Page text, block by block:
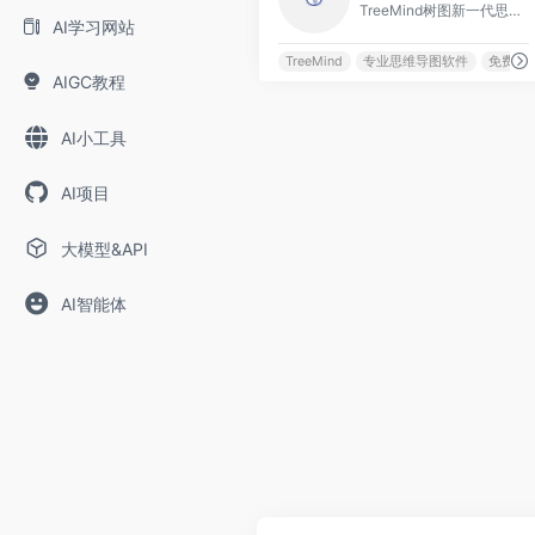
AI学习网站
AIGC教程
AI小工具
AI项目
大模型&API
AI智能体
TreeMind树图新一代思维导图，便捷的在线思维导图制作软件，专业的思维导图工具，提供大量免费思维导图模板，轻松制作脑图、树形图、鱼骨图、组织架构图、时间轴、时间线等结构思维导图，助力高效梳理思维，激发灵感。
TreeMind 专业思维导图软件 免费思